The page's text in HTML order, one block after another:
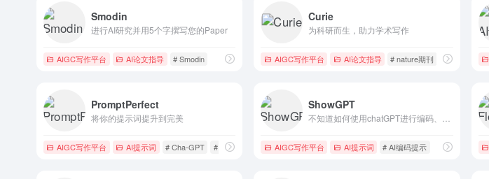
Smodin
进行AI研究并用5个字撰写您的Paper
AIGC写作平台 AI论文指导 # Smodin
Curie
为科研而生，助力学术写作
AIGC写作平台 AI论文指导 # nature期刊 # sci论文润色
PromptPerfect
将你的提示词提升到完美
AIGC写作平台 AI提示词 # Cha-GPT # Prompt优化
ShowGPT
AIGC写作平台 AI提示词 # AI编码提示